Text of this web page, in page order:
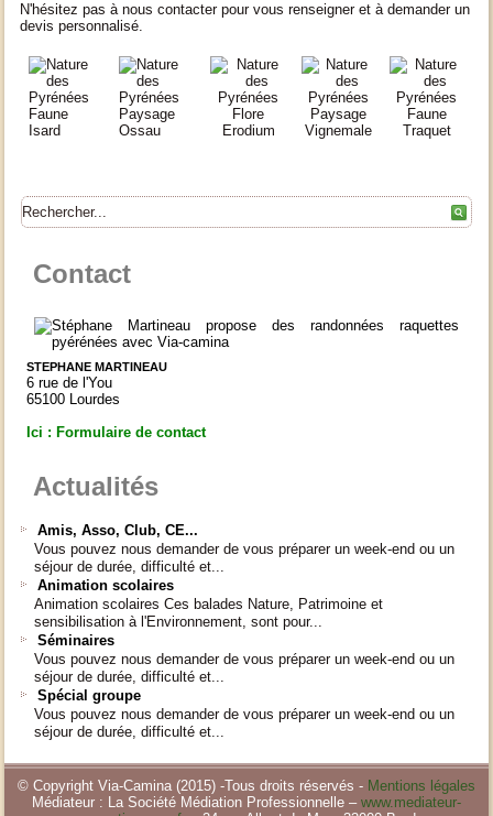
N'hésitez pas à nous contacter pour vous renseigner et à demander un
devis personnalisé.
Contact
STEPHANE MARTINEAU
6 rue de l'You
65100 Lourdes
Ici : Formulaire de contact
Actualités
Amis, Asso, Club, CE...
Vous pouvez nous demander de vous préparer un week-end ou un
séjour de durée, difficulté et...
Animation scolaires
Animation scolaires Ces balades Nature, Patrimoine et
sensibilisation à l'Environnement, sont pour...
Séminaires
Vous pouvez nous demander de vous préparer un week-end ou un
séjour de durée, difficulté et...
Spécial groupe
Vous pouvez nous demander de vous préparer un week-end ou un
séjour de durée, difficulté et...
© Copyright Via-Camina (2015) -Tous droits réservés - Mentions légales
Médiateur : La Société Médiation Professionnelle – www.mediateur-